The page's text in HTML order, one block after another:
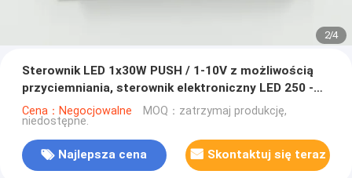
2/4
Sterownik LED 1x30W PUSH / 1-10V z możliwością
przyciemniania, sterownik elektroniczny LED 250 -
700mA
Cena：Negocjowalne MOQ：zatrzymaj produkcję,
niedostępne.
Najlepsza cena Skontaktuj się teraz